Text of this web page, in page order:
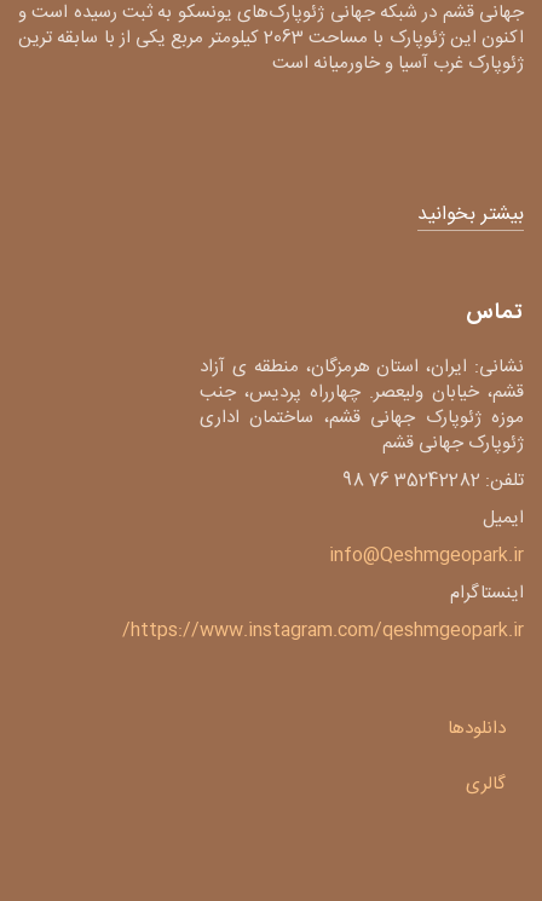
جهانی قشم در شبکه جهانی ژئوپارک‌های یونسکو به ثبت رسیده است و
اکنون این ژئوپارک با مساحت 2063 کیلومتر مربع یکی از با سابقه ترین
ژئوپارک غرب آسیا و خاورمیانه است
بیشتر بخوانید
تماس
نشانی: ایران، استان هرمزگان، منطقه ی آزاد
قشم، خیابان ولیعصر. چهارراه پردیس، جنب
موزه ژئوپارک جهانی قشم، ساختمان اداری
ژئوپارک جهانی قشم
تلفن: 35242282 76 98
ایمیل
info@Qeshmgeopark.ir
اینستاگرام
https://www.instagram.com/qeshmgeopark.ir/
دانلودها
گالری